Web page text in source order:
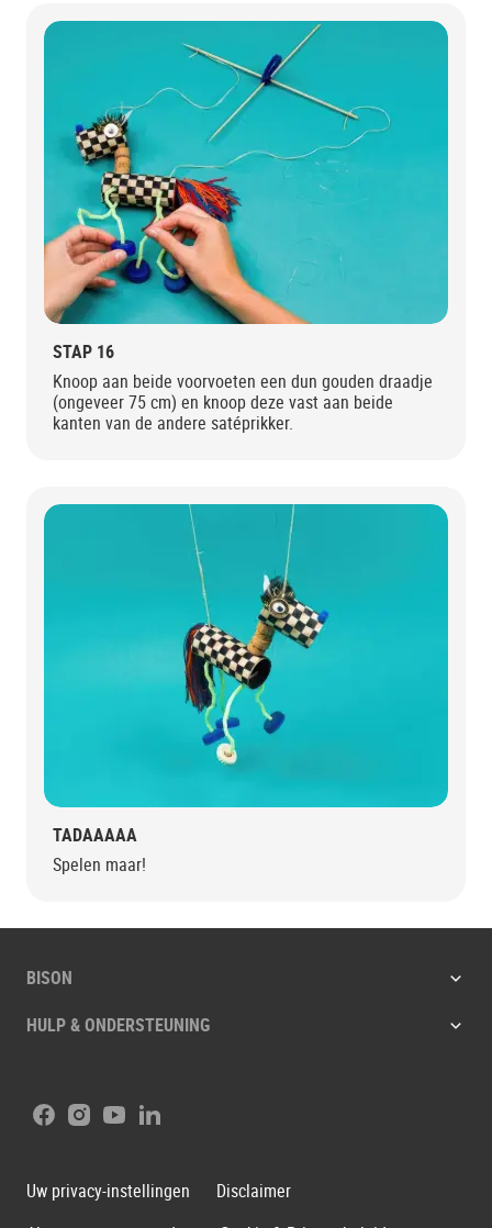
STAP 16
Knoop aan beide voorvoeten een dun gouden draadje
(ongeveer 75 cm) en knoop deze vast aan beide
kanten van de andere satéprikker.
TADAAAAA
Spelen maar!
BISON
HULP & ONDERSTEUNING
Facebook
Instagram
YoutubeLinkedIn
Uw privacy-instellingen
Disclaimer